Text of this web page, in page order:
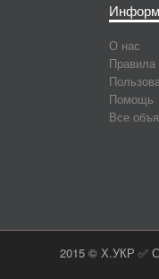
О нас
Правила
Помощь
Все
2015 © Х.УКР ✅